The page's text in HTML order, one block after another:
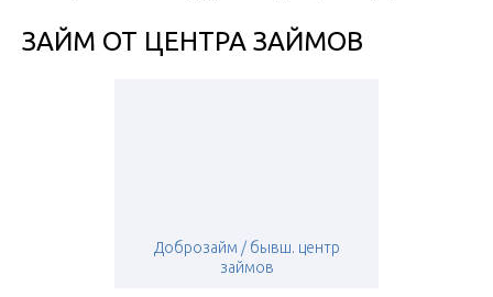
ЗАЙМ ОТ ЦЕНТРА ЗАЙМОВ
Доброзайм / бывш. центр
займов